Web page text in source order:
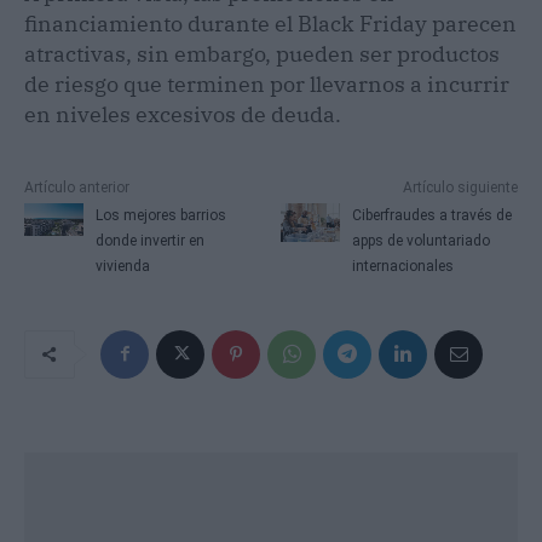
financiamiento durante el Black Friday parecen
atractivas, sin embargo, pueden ser productos
de riesgo que terminen por llevarnos a incurrir
en niveles excesivos de deuda.
Artículo anterior
Los mejores barrios
donde invertir en
vivienda
Artículo siguiente
Ciberfraudes a través de
apps de voluntariado
internacionales